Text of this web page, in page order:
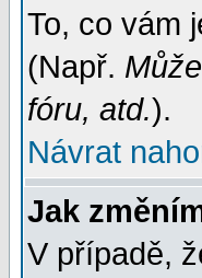
To, co vám
(Např.
fóru, atd.).
Návrat
Jak
V případě,